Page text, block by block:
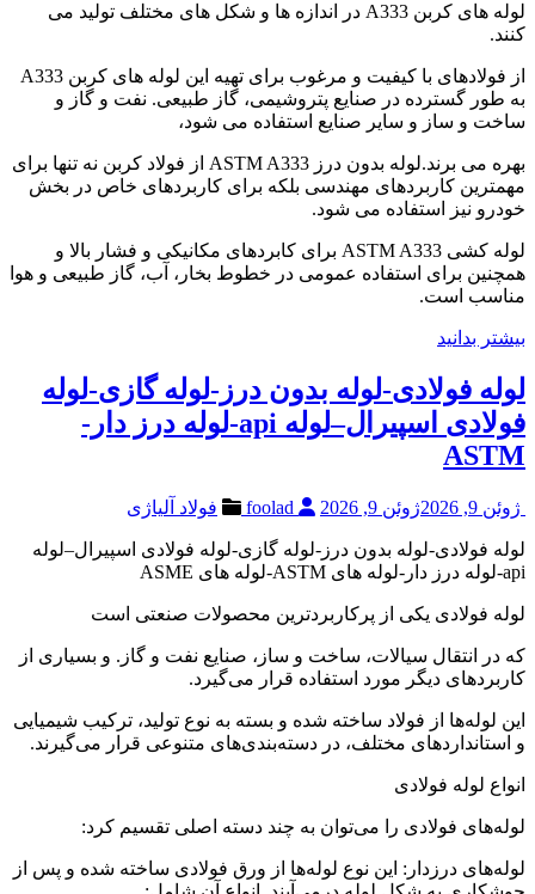
لوله های کربن A333 در اندازه ها و شکل های مختلف تولید می
کنند.
از فولادهای با کیفیت و مرغوب برای تهیه این لوله های کربن A333
به طور گسترده در صنایع پتروشیمی، گاز طبیعی. نفت و گاز و
ساخت و ساز و سایر صنایع استفاده می شود،
بهره می برند.لوله بدون درز ASTM A333 از فولاد کربن نه تنها برای
مهمترین کاربردهای مهندسی بلکه برای کاربردهای خاص در بخش
خودرو نیز استفاده می شود.
لوله کشی ASTM A333 برای کابردهای مکانیکی و فشار بالا و
همچنین برای استفاده عمومی در خطوط بخار، آب، گاز طبیعی و هوا
مناسب است.
بیشتر بدانید
لوله فولادی-لوله بدون درز-لوله گازی-لوله
فولادی اسپیرال–لوله api-لوله درز دار-
ASTM
ژوئن 9, 2026 ژوئن 9, 2026 فولاد آلیاژی
لوله فولادی-لوله بدون درز-لوله گازی-لوله فولادی اسپیرال–لوله
api-لوله درز دار-لوله های ASTM-لوله های ASME
لوله فولادی یکی از پرکاربردترین محصولات صنعتی است
که در انتقال سیالات، ساخت و ساز، صنایع نفت و گاز. و بسیاری از
کاربردهای دیگر مورد استفاده قرار می‌گیرد.
این لوله‌ها از فولاد ساخته شده و بسته به نوع تولید، ترکیب شیمیایی
و استانداردهای مختلف، در دسته‌بندی‌های متنوعی قرار می‌گیرند.
انواع لوله فولادی
لوله‌های فولادی را می‌توان به چند دسته اصلی تقسیم کرد:
لوله‌های درزدار: این نوع لوله‌ها از ورق فولادی ساخته شده و پس از